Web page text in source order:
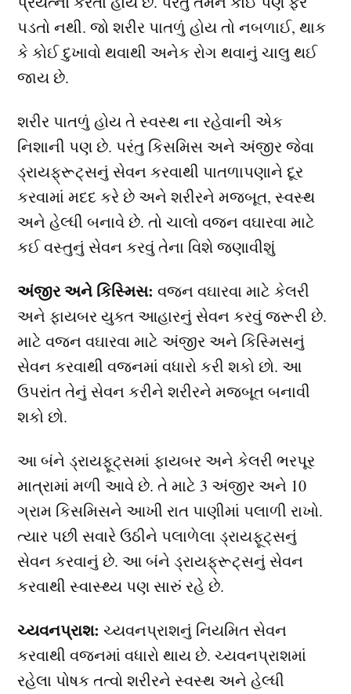
પડતો નથી. જો શરીર પાતળું હોય તો નબળાઈ, થાક
કે કોઈ દુખાવો થવાથી અનેક રોગ થવાનું ચાલુ થઈ
જાય છે.
શરીર પાતળું હોય તે સ્વસ્થ ના રહેવાની એક
નિશાની પણ છે. પરંતુ કિસમિસ અને અંજીર જેવા
ડ્રાયફ્રૂટ્સનું સેવન કરવાથી પાતળાપણાને દૂર
કરવામાં મદદ કરે છે અને શરીરને મજબૂત, સ્વસ્થ
અને હેલ્ધી બનાવે છે. તો ચાલો વજન વઘારવા માટે
કઈ વસ્તુનું સેવન કરવું તેના વિશે જણાવીશું
અંજીર અને કિસ્મિસ: વજન વઘારવા માટે કેલરી
અને ફાયબર યુક્ત આહારનું સેવન કરવું જરૂરી છે.
માટે વજન વઘારવા માટે અંજીર અને કિસ્મિસનું
સેવન કરવાથી વજનમાં વધારો કરી શકો છો. આ
ઉપરાંત તેનું સેવન કરીને શરીરને મજબૂત બનાવી
શકો છો.
આ બંને ડ્રાયફૂટ્સમાં ફાયબર અને કેલરી ભરપૂર
માત્રામાં મળી આવે છે. તે માટે 3 અંજીર અને 10
ગ્રામ કિસમિસને આખી રાત પાણીમાં પલાળી રાખો.
ત્યાર પછી સવારે ઉઠીને પલાળેલા ડ્રાયફૂટ્સનું
સેવન કરવાનું છે. આ બંને ડ્રાયફ્રૂટ્સનું સેવન
કરવાથી સ્વાસ્થ્ય પણ સારું રહે છે.
ચ્યવનપ્રાશ: ચ્યવનપ્રાશનું નિયમિત સેવન
કરવાથી વજનમાં વધારો થાય છે. ચ્યવનપ્રાશમાં
રહેલા પોષક તત્વો શરીરને સ્વસ્થ અને હેલ્ધી